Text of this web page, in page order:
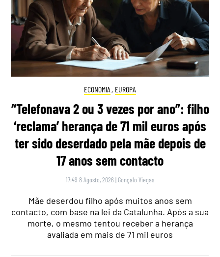
ECONOMIA , EUROPA
“Telefonava 2 ou 3 vezes por ano”: filho
‘reclama’ herança de 71 mil euros após
ter sido deserdado pela mãe depois de
17 anos sem contacto
17:49 8 Agosto, 2026 | Gonçalo Viegas
Mãe deserdou filho após muitos anos sem
contacto, com base na lei da Catalunha. Após a sua
morte, o mesmo tentou receber a herança
avaliada em mais de 71 mil euros